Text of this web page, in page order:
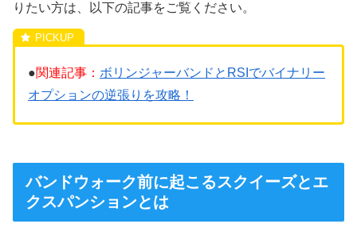
りたい方は、以下の記事をご覧ください。
●関連記事： ボリンジャーバンドとRSIでバイナリー
オプションの逆張りを攻略！
バンドウォーク前に起こるスクイーズとエ
クスパンションとは